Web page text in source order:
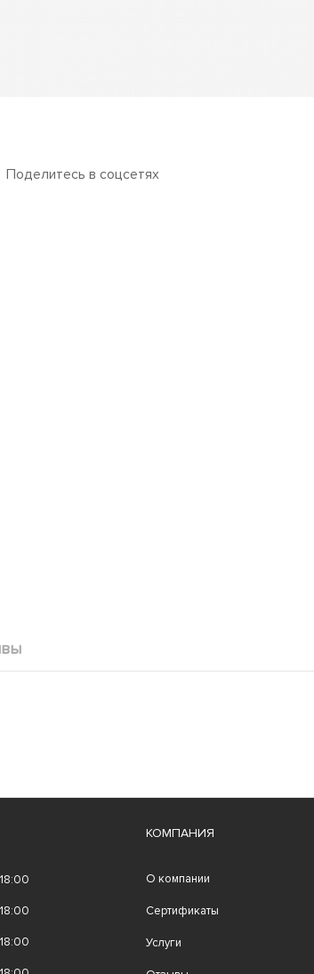
Поделитесь в соцсетях
КОМПАНИЯ
О компании
Сертификаты
Услуги